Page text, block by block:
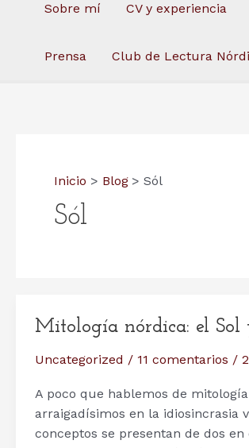
Sobre mí CV y experiencia
Prensa Club de Lectura
Inicio Blog Sól
Sól
Mitología nórdica: el
Uncategorized / 11 comentarios /
A poco que hablemos de
arraigadísimos en la idiosincrasia
conceptos se presentan de dos